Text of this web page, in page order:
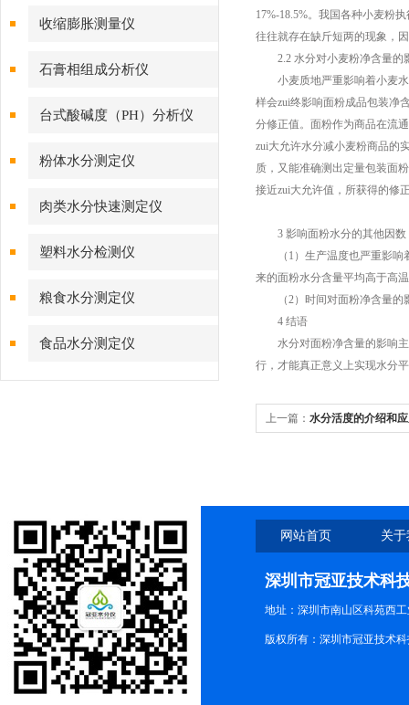
收缩膨胀测量仪
石膏相组成分析仪
台式酸碱度（PH）分析仪
粉体水分测定仪
肉类水分快速测定仪
塑料水分检测仪
粮食水分测定仪
食品水分测定仪
17%-18.5%。我国各种小麦粉
往往就存在缺斤短两的现象，
2.2 水分对小麦粉净含量的
小麦质地严重影响着小麦水
样会zui终影响面粉成品包装净
分修正值。面粉作为商品在流
zui大允许水分减小麦粉商品的
质，又能准确测出定量包装面
接近zui大允许值，所获得的修
3 影响面粉水分的其他因数
（1）生产温度也严重影响着
来的面粉水分含量平均高于高
（2）时间对面粉净含量的影
4 结语
水分对面粉净含量的影响主
行，才能真正意义上实现水分
上一篇： 水分活度的介绍和
网站首页 关
深圳市冠亚技术科
地址：深圳市南山区科苑西
版权所有：深圳市冠亚技术